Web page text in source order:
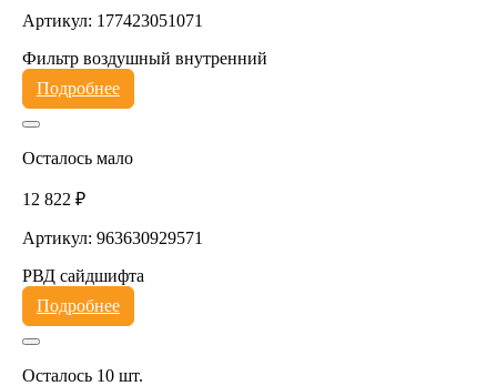
Артикул: 177423051071
Фильтр воздушный внутренний
Подробнее
Осталось мало
12 822 ₽
Артикул: 963630929571
РВД сайдшифта
Подробнее
Осталось 10 шт.